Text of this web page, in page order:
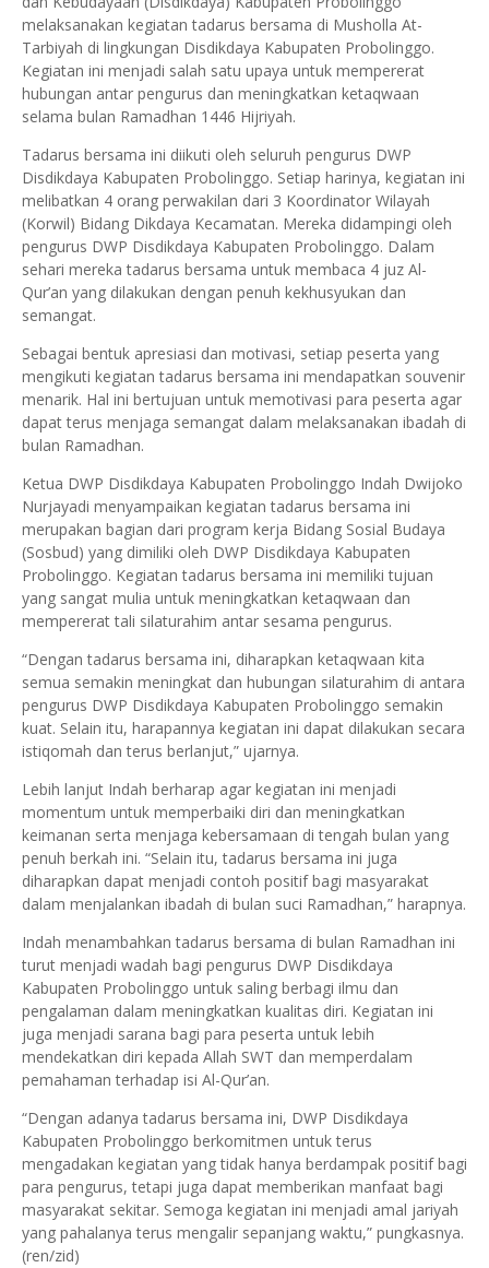
melaksanakan kegiatan tadarus bersama di Musholla At-
Tarbiyah di lingkungan Disdikdaya Kabupaten Probolinggo.
Kegiatan ini menjadi salah satu upaya untuk mempererat
hubungan antar pengurus dan meningkatkan ketaqwaan
selama bulan Ramadhan 1446 Hijriyah.
Tadarus bersama ini diikuti oleh seluruh pengurus DWP
Disdikdaya Kabupaten Probolinggo. Setiap harinya, kegiatan ini
melibatkan 4 orang perwakilan dari 3 Koordinator Wilayah
(Korwil) Bidang Dikdaya Kecamatan. Mereka didampingi oleh
pengurus DWP Disdikdaya Kabupaten Probolinggo. Dalam
sehari mereka tadarus bersama untuk membaca 4 juz Al-
Qur’an yang dilakukan dengan penuh kekhusyukan dan
semangat.
Sebagai bentuk apresiasi dan motivasi, setiap peserta yang
mengikuti kegiatan tadarus bersama ini mendapatkan souvenir
menarik. Hal ini bertujuan untuk memotivasi para peserta agar
dapat terus menjaga semangat dalam melaksanakan ibadah di
bulan Ramadhan.
Ketua DWP Disdikdaya Kabupaten Probolinggo Indah Dwijoko
Nurjayadi menyampaikan kegiatan tadarus bersama ini
merupakan bagian dari program kerja Bidang Sosial Budaya
(Sosbud) yang dimiliki oleh DWP Disdikdaya Kabupaten
Probolinggo. Kegiatan tadarus bersama ini memiliki tujuan
yang sangat mulia untuk meningkatkan ketaqwaan dan
mempererat tali silaturahim antar sesama pengurus.
“Dengan tadarus bersama ini, diharapkan ketaqwaan kita
semua semakin meningkat dan hubungan silaturahim di antara
pengurus DWP Disdikdaya Kabupaten Probolinggo semakin
kuat. Selain itu, harapannya kegiatan ini dapat dilakukan secara
istiqomah dan terus berlanjut,” ujarnya.
Lebih lanjut Indah berharap agar kegiatan ini menjadi
momentum untuk memperbaiki diri dan meningkatkan
keimanan serta menjaga kebersamaan di tengah bulan yang
penuh berkah ini. “Selain itu, tadarus bersama ini juga
diharapkan dapat menjadi contoh positif bagi masyarakat
dalam menjalankan ibadah di bulan suci Ramadhan,” harapnya.
Indah menambahkan tadarus bersama di bulan Ramadhan ini
turut menjadi wadah bagi pengurus DWP Disdikdaya
Kabupaten Probolinggo untuk saling berbagi ilmu dan
pengalaman dalam meningkatkan kualitas diri. Kegiatan ini
juga menjadi sarana bagi para peserta untuk lebih
mendekatkan diri kepada Allah SWT dan memperdalam
pemahaman terhadap isi Al-Qur’an.
“Dengan adanya tadarus bersama ini, DWP Disdikdaya
Kabupaten Probolinggo berkomitmen untuk terus
mengadakan kegiatan yang tidak hanya berdampak positif bagi
para pengurus, tetapi juga dapat memberikan manfaat bagi
masyarakat sekitar. Semoga kegiatan ini menjadi amal jariyah
yang pahalanya terus mengalir sepanjang waktu,” pungkasnya.
(ren/zid)